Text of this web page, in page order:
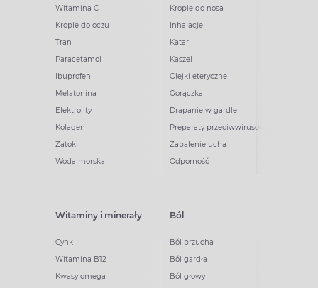
Witamina C
Krople do oczu
Tran
Paracetamol
Ibuprofen
Melatonina
Elektrolity
Kolagen
Zatoki
Woda morska
Krople do nosa
Inhalacje
Katar
Kaszel
Olejki eteryczne
Gorączka
Drapanie w gardle
Preparaty przeciwwirusowe
Zapalenie ucha
Odporność
Witaminy i minerały
Cynk
Witamina B12
Kwasy omega
Ból
Ból brzucha
Ból gardła
Ból głowy